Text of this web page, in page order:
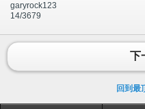
garyrock123
14/3679
下
回到最